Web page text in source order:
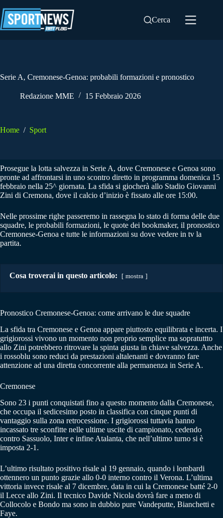
al
contenuto
Cerca
Serie A, Cremonese-Genoa: probabili formazioni e pronostico
Redazione MME 15 Febbraio 2026
Home / Sport
Prosegue la lotta salvezza in Serie A, dove Cremonese e Genoa sono
pronte ad affrontarsi in uno scontro diretto in programma domenica 15
febbraio nella 25^ giornata. La sfida si giocherà allo Stadio Giovanni
Zini di Cremona, dove il calcio d’inizio è fissato alle ore 15:00.
Nelle prossime righe passeremo in rassegna lo stato di forma delle due
squadre, le probabili formazioni, le quote dei bookmaker, il pronostico
Cremonese-Genoa e tutte le informazioni su dove vedere in tv la
partita.
Cosa troverai in questo articolo: mostra
Pronostico Cremonese-Genoa: come arrivano le due squadre
La sfida tra Cremonese e Genoa appare piuttosto equilibrata e incerta. I
grigiorossi vivono un momento non proprio semplice ma sopratuttto
allo Zini potrebbero ritrovare la spinta giusta in chiave salvezza. Anche
i rossoblu sono reduci da prestazioni altalenanti e dovranno fare
attenzione ad una diretta concorrente alla permanenza in Serie A.
Cremonese
Sono 23 i punti conquistati fino a questo momento dalla Cremonese,
che occupa il sedicesimo posto in classifica con cinque punti di
vantaggio sulla zona retrocessione. I grigiorossi tuttavia hanno
incassato tre sconfitte nelle ultime uscite di campionato, cedendo
contro Sassuolo, Inter e infine Atalanta, che nell’ultimo turno si è
imposta 2-1.
L’ultimo risultato positivo risale al 19 gennaio, quando i lombardi
ottennero un punto grazie allo 0-0 interno contro il Verona. L’ultima
vittoria invece risale al 7 dicembre, data in cui la Cremonese batté 2-0
il Lecce allo Zini. Il tecnico Davide Nicola dovrà fare a meno di
Collocolo e Bondo ma sono in dubbio pure Vandeputte, Bianchetti e
Faye.